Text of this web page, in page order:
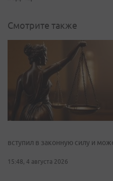
Смотрите также
вступил в законную силу и
15:48, 4 августа 2026